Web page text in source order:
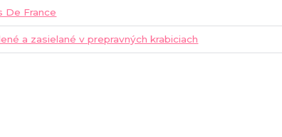
De France
a zasielané v prepravných krabiciach